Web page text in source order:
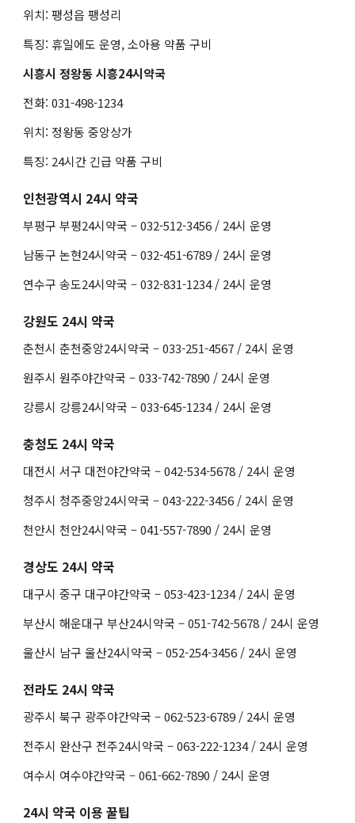
위치: 팽성읍 팽성리
특징: 휴일에도 운영, 소아용 약품 구비
시흥시 정왕동 시흥24시약국
전화: 031-498-1234
위치: 정왕동 중앙상가
특징: 24시간 긴급 약품 구비
인천광역시 24시 약국
부평구 부평24시약국 – 032-512-3456 / 24시 운영
남동구 논현24시약국 – 032-451-6789 / 24시 운영
연수구 송도24시약국 – 032-831-1234 / 24시 운영
강원도 24시 약국
춘천시 춘천중앙24시약국 – 033-251-4567 / 24시 운영
원주시 원주야간약국 – 033-742-7890 / 24시 운영
강릉시 강릉24시약국 – 033-645-1234 / 24시 운영
충청도 24시 약국
대전시 서구 대전야간약국 – 042-534-5678 / 24시 운영
청주시 청주중앙24시약국 – 043-222-3456 / 24시 운영
천안시 천안24시약국 – 041-557-7890 / 24시 운영
경상도 24시 약국
대구시 중구 대구야간약국 – 053-423-1234 / 24시 운영
부산시 해운대구 부산24시약국 – 051-742-5678 / 24시 운영
울산시 남구 울산24시약국 – 052-254-3456 / 24시 운영
전라도 24시 약국
광주시 북구 광주야간약국 – 062-523-6789 / 24시 운영
전주시 완산구 전주24시약국 – 063-222-1234 / 24시 운영
여수시 여수야간약국 – 061-662-7890 / 24시 운영
24시 약국 이용 꿀팁